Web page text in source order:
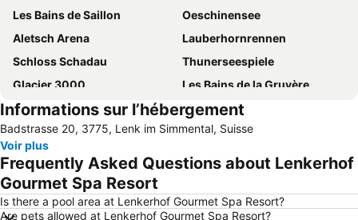
Les Bains de Saillon
Oeschinensee
Aletsch Arena
Lauberhornrennen
Schloss Schadau
Thunerseespiele
Glacier 3000
Les Bains de la Gruyère
Grimentz
Adelboden-Frutigen
4 Vallées
Marché de Noël de Montreux
Ski Weltcup Adelboden
Station Interlaken East
Rinderberg
Vineyard Terraces - Lavaux
Zinal
Informations sur l’hébergement
Badstrasse 20, 3775, Lenk im Simmental, Suisse
Voir plus
Frequently Asked Questions about Lenkerhof
Gourmet Spa Resort
Is there a pool area at Lenkerhof Gourmet Spa Resort?
Are pets allowed at Lenkerhof Gourmet Spa Resort?